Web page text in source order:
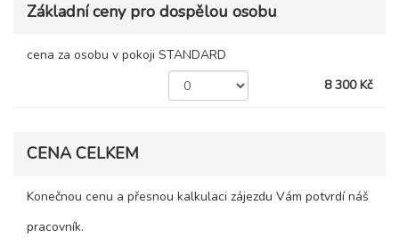
Základní ceny pro dospělou osobu
cena za osobu v pokoji STANDARD
8 300 Kč
CENA CELKEM
Konečnou cenu a přesnou kalkulaci zájezdu Vám potvrdí náš
pracovník.